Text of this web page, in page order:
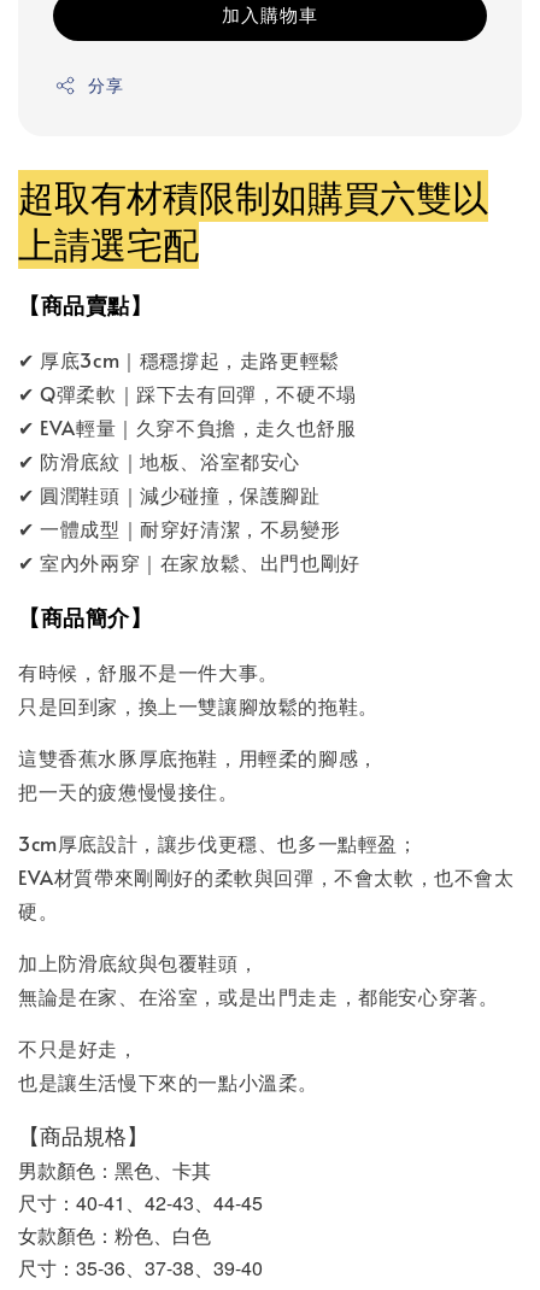
加入購物車
分享
超取有材積限制如購買六雙以
上請選宅配
【商品賣點】
✔ 厚底3cm｜穩穩撐起，走路更輕鬆
✔ Q彈柔軟｜踩下去有回彈，不硬不塌
✔ EVA輕量｜久穿不負擔，走久也舒服
✔ 防滑底紋｜地板、浴室都安心
✔ 圓潤鞋頭｜減少碰撞，保護腳趾
✔ 一體成型｜耐穿好清潔，不易變形
✔ 室內外兩穿｜在家放鬆、出門也剛好
【商品簡介】
有時候，舒服不是一件大事。
只是回到家，換上一雙讓腳放鬆的拖鞋。
這雙香蕉水豚厚底拖鞋，用輕柔的腳感，
把一天的疲憊慢慢接住。
3cm厚底設計，讓步伐更穩、也多一點輕盈；
EVA材質帶來剛剛好的柔軟與回彈，不會太軟，也不會太
硬。
加上防滑底紋與包覆鞋頭，
無論是在家、在浴室，或是出門走走，都能安心穿著。
不只是好走，
也是讓生活慢下來的一點小溫柔。
【商品規格】
男款顏色：黑色、卡其
尺寸：40-41、42-43、44-45
女款顏色：粉色、白色
尺寸：35-36、37-38、39-40